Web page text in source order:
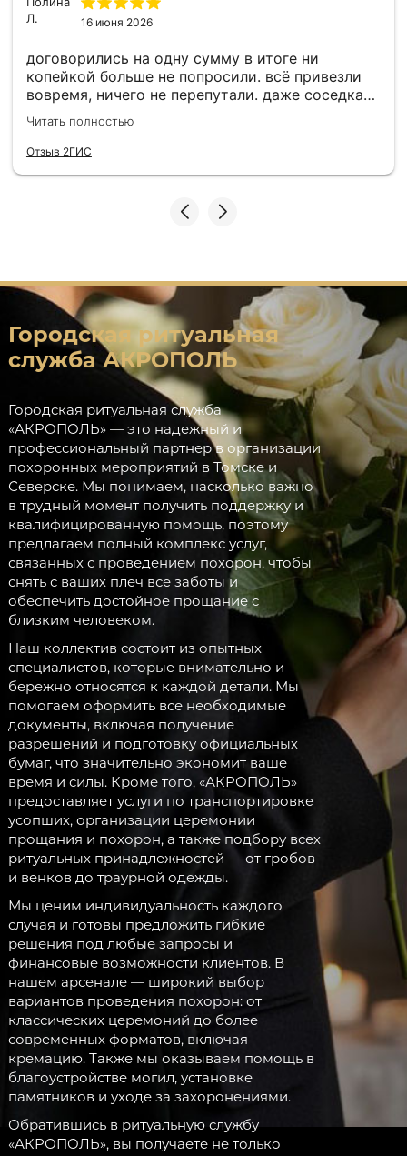
16 июня 2026
договорились на одну сумму в итоге ни
копейкой больше не попросили. всё привезли
вовремя, ничего не перепутали. даже соседка
потом спросила, кто так хорошо всё
организовал. спасибо им за нормальное
человеческое отношение!
Читать полностью
Отзыв 2ГИС
Городская ритуальная
служба АКРОПОЛЬ
Городская ритуальная служба
«АКРОПОЛЬ» — это надежный и
профессиональный партнер в организации
похоронных мероприятий в Томске и
Северске. Мы понимаем, насколько важно
в трудный момент получить поддержку и
квалифицированную помощь, поэтому
предлагаем полный комплекс услуг,
связанных с проведением похорон, чтобы
снять с ваших плеч все заботы и
обеспечить достойное прощание с
близким человеком.
Наш коллектив состоит из опытных
специалистов, которые внимательно и
бережно относятся к каждой детали. Мы
помогаем оформить все необходимые
документы, включая получение
разрешений и подготовку официальных
бумаг, что значительно экономит ваше
время и силы. Кроме того, «АКРОПОЛЬ»
предоставляет услуги по транспортировке
усопших, организации церемонии
прощания и похорон, а также подбору всех
ритуальных принадлежностей — от гробов
и венков до траурной одежды.
Мы ценим индивидуальность каждого
случая и готовы предложить гибкие
решения под любые запросы и
финансовые возможности клиентов. В
нашем арсенале — широкий выбор
вариантов проведения похорон: от
классических церемоний до более
современных форматов, включая
кремацию. Также мы оказываем помощь в
благоустройстве могил, установке
памятников и уходе за захоронениями.
Обратившись в ритуальную службу
«АКРОПОЛЬ», вы получаете не только